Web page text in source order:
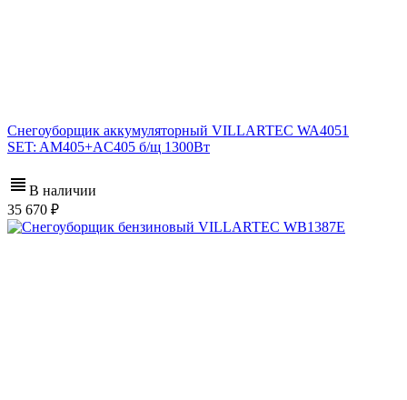
Снегоуборщик аккумуляторный VILLARTEC WA4051
SET: AM405+AC405 б/щ 1300Вт
В наличии
35 670